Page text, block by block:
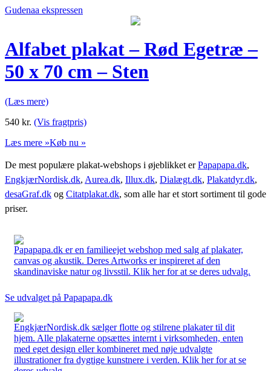
Gudenaa ekspressen
Alfabet plakat – Rød Egetræ –
50 x 70 cm – Sten
(Læs mere)
540 kr. (Vis fragtpris)
Læs mere »Køb nu »
De mest populære plakat-webshops i øjeblikket erPapapapa.dk,
EngkjærNordisk.dk, Aurea.dk, Illux.dk, Dialægt.dk, Plakatdyr.dk,
desaGraf.dk og Citatplakat.dk, som alle har et stort sortiment til gode
priser.
Papapapa.dk er en familieejet webshop med salg af plakater,
canvas og akustik. Deres Artworks er inspireret af den
skandinaviske natur og livsstil. Klik her for at se deres udvalg.
Se udvalget på Papapapa.dk
EngkjærNordisk.dk sælger flotte og stilrene plakater til dit
hjem. Alle plakaterne opsættes internt i virksomheden, enten
med eget design eller kombineret med nøje udvalgte
illustrationer fra dygtige kunstnere i verden. Klik her for at se